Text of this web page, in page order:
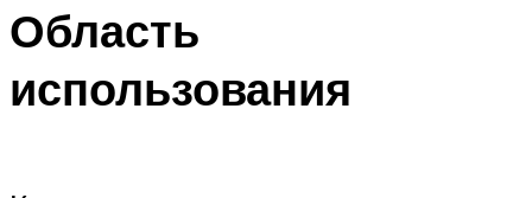
Область
использования